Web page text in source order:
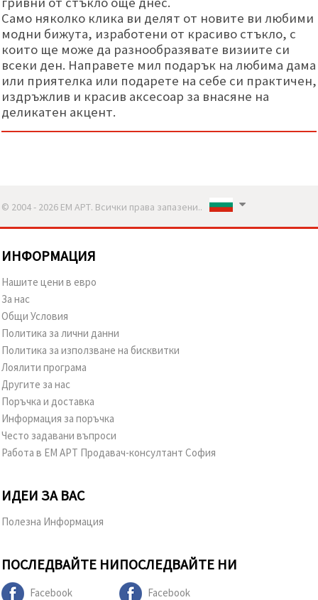
Само няколко клика ви делят от новите ви любими
модни бижута, изработени от красиво стъкло, с
които ще може да разнообразявате визиите си
всеки ден. Направете мил подарък на любима дама
или приятелка или подарете на себе си практичен,
издръжлив и красив аксесоар за внасяне на
деликатен акцент.
© 2004 - 2026 ЕМ АРТ. Всички права запазени..
ИНФОРМАЦИЯ
Нашите цени в евро
За нас
Общи Условия
Политика за лични данни
Политика за използване на бисквитки
Лоялити програма
Другите за нас
Поръчка и доставка
Информация за поръчка
Често задавани въпроси
Работа в ЕМ АРТ Продавач-консултант София
ИДЕИ ЗА ВАС
Полезна Информация
ПОСЛЕДВАЙТЕ НИ
Facebook
ПОСЛЕДВАЙТЕ НИ
Facebook